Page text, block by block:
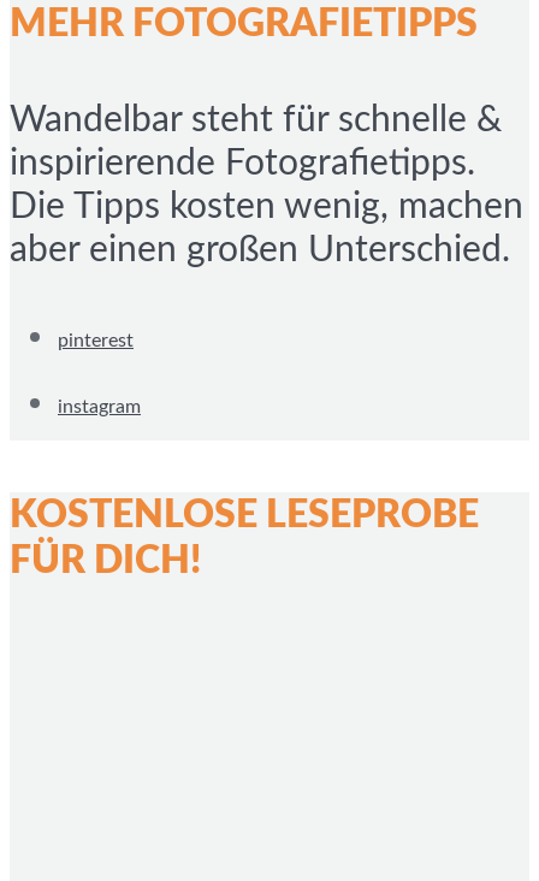
MEHR FOTOGRAFIETIPPS
Wandelbar steht für schnelle &
inspirierende Fotografietipps.
Die Tipps kosten wenig, machen
aber einen großen Unterschied.
pinterest
instagram
KOSTENLOSE LESEPROBE
FÜR DICH!